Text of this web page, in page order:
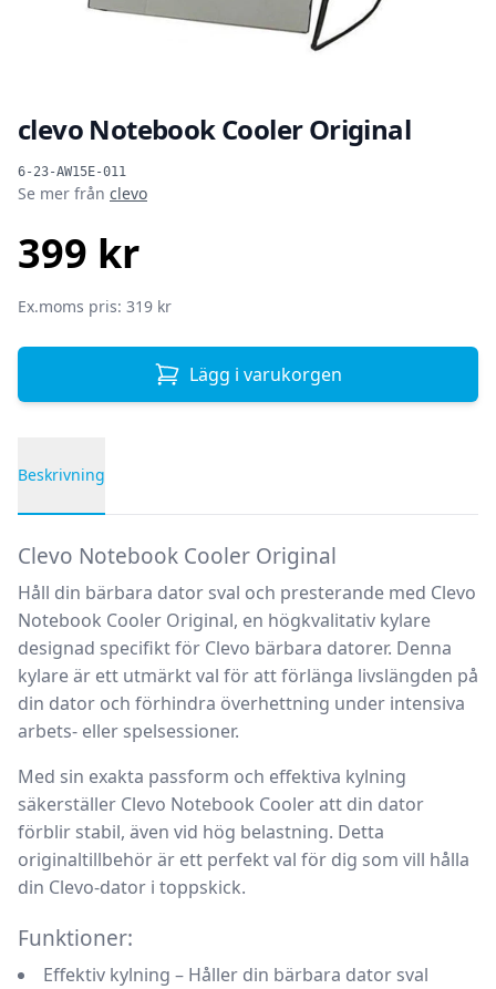
clevo Notebook Cooler Original
6-23-AW15E-011
Produktinformation
Se mer från clevo
399 kr
Ex.moms pris: 319 kr
Lägg i varukorgen
Beskrivning
Clevo Notebook Cooler Original
Håll din bärbara dator sval och presterande med Clevo
Notebook Cooler Original, en högkvalitativ kylare
designad specifikt för Clevo bärbara datorer. Denna
kylare är ett utmärkt val för att förlänga livslängden på
din dator och förhindra överhettning under intensiva
arbets- eller spelsessioner.
Med sin exakta passform och effektiva kylning
säkerställer Clevo Notebook Cooler att din dator
förblir stabil, även vid hög belastning. Detta
originaltillbehör är ett perfekt val för dig som vill hålla
din Clevo-dator i toppskick.
Funktioner:
Effektiv kylning – Håller din bärbara dator sval